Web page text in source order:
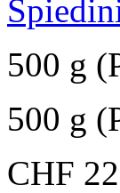
500 g
500 g
CHF